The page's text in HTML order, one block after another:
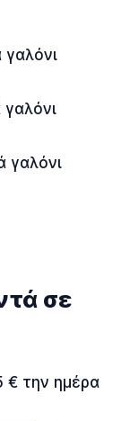
γαλόνι
γαλόνι
σε
€ την ημέρα